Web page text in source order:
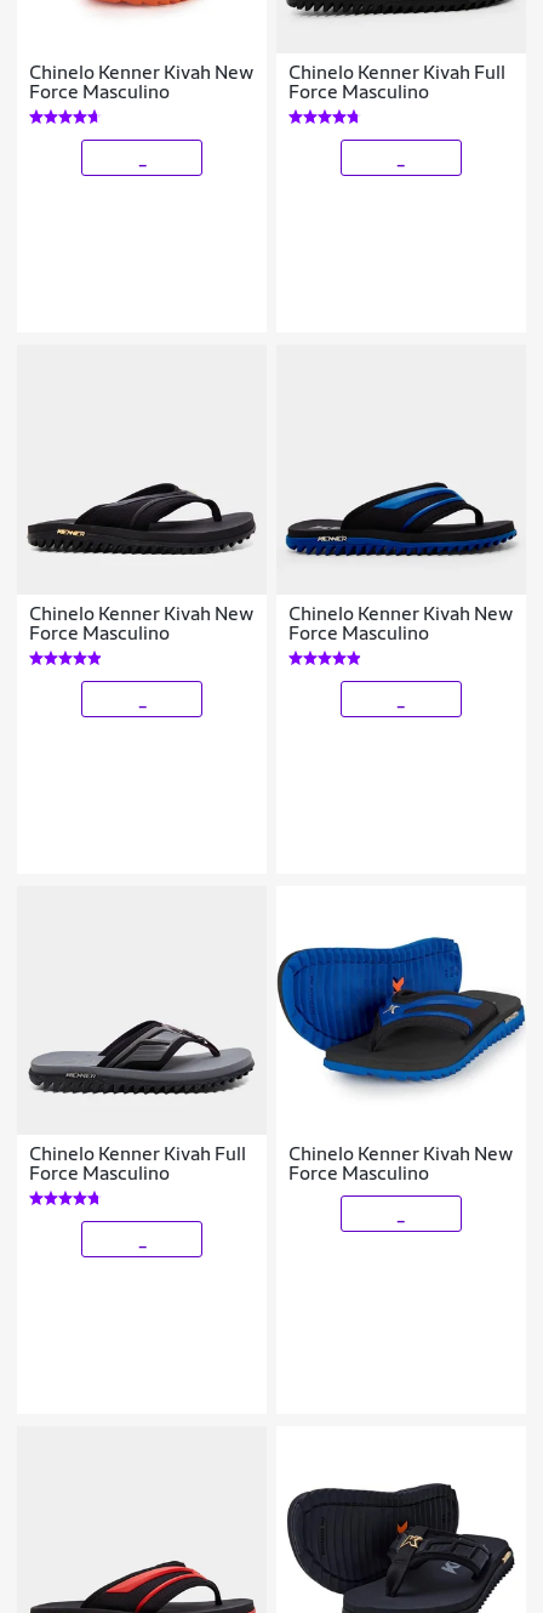
Chinelo Kenner Kivah New
Force Masculino
Chinelo Kenner Kivah Full
Force Masculino
Chinelo Kenner Kivah New
Force Masculino
Chinelo Kenner Kivah New
Force Masculino
Chinelo Kenner Kivah Full
Force Masculino
Chinelo Kenner Kivah New
Force Masculino